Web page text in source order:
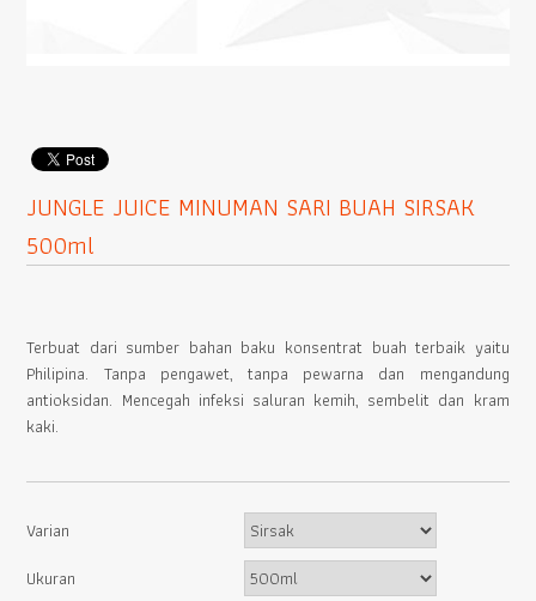
JUNGLE JUICE MINUMAN SARI BUAH SIRSAK
500ml
Terbuat dari sumber bahan baku konsentrat buah terbaik yaitu
Philipina. Tanpa pengawet, tanpa pewarna dan mengandung
antioksidan. Mencegah infeksi saluran kemih, sembelit dan kram
kaki.
Varian
Ukuran